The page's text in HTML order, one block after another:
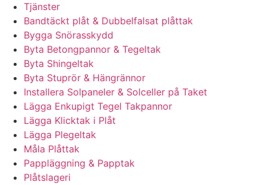
Tjänster
Bandtäckt plåt & Dubbelfalsat plåttak
Bygga Snörasskydd
Byta Betongpannor & Tegeltak
Byta Shingeltak
Byta Stuprör & Hängrännor
Installera Solpaneler & Solceller på Taket
Lägga Enkupigt Tegel Takpannor
Lägga Klicktak i Plåt
Lägga Plegeltak
Måla Plåttak
Pappläggning & Papptak
Plåtslageri